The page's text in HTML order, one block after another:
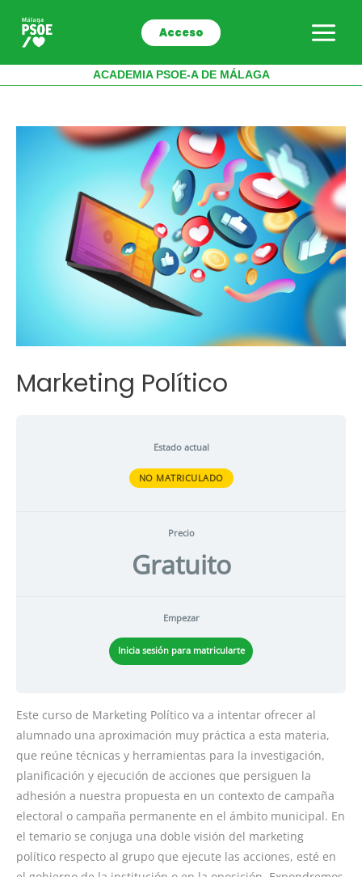
contenido
Acceso
ACADEMIA PSOE-A DE MÁLAGA
Marketing Político
Estado actual
NO MATRICULADO
Precio
Gratuito
Empezar
Inicia sesión para matricularte
Este curso de Marketing Político va a intentar ofrecer al
alumnado una aproximación muy práctica a esta materia,
que reúne técnicas y herramientas para la investigación,
planificación y ejecución de acciones que persiguen la
adhesión a nuestra propuesta en un contexto de campaña
electoral o campaña permanente en el ámbito municipal. En
el temario se conjuga una doble visión del marketing
político respecto al grupo que ejecute las acciones, esté en